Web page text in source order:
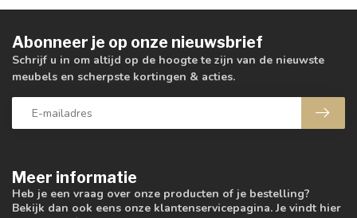
Meer informatie
Heb je een vraag over onze producten of je bestelling?
Bekijk dan ook eens onze klantenservicepagina. Je vindt hier
Abonneer je op onze nieuwsbrief
Schrijf u in om altijd op de hoogte te zijn van de nieuwste
meubels en scherpste kortingen & acties.